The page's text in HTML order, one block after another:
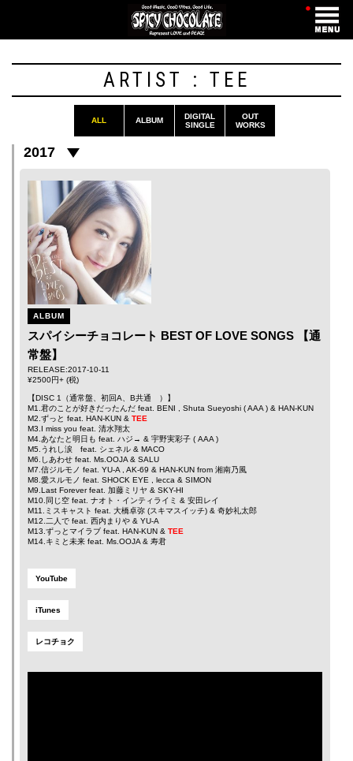
・
ARTIST : TEE
ALL ALBUM
DIGITAL
SINGLE
OUT
WORKS
2017
ALBUM
スパイシーチョコレート BEST OF LOVE SONGS 【通
常盤】
RELEASE:2017-10-11
¥2500円+ (税)
【DISC 1（通常盤、初回A、B共通 ）】
M1.君のことが好きだったんだ feat. BENI Shuta Sueyoshi (AAA ) & HAN-KUN
M2.ずっと feat. HAN-KUN & TEE
M3.I miss you feat. 清水翔太
M4.あなたと明日も feat. ハジ→ & 宇野実彩子 ( AAA )
M5.うれし涙 feat. シェネル & MACO
M6.しあわせ feat. Ms.OOJA & SALU
M7.信ジルモノ feat. YU-A AK-69 & HAN-KUN from 湘南乃風
M8.愛スルモノ feat. SHOCK EYE lecca & SIMON
M9.Last Forever feat. 加藤ミリヤ & SKY-HI
M10.同じ空 feat. ナオト・インティライミ & 安田レイ
M11.ミスキャスト feat. 大橋卓弥 (スキマスイッチ) & 奇妙礼太郎
M12.二人で feat. 西内まりや & YU-A
M13.ずっとマイラブ feat. HAN-KUN & TEE
M14.キミと未来 feat. Ms.OOJA & 寿君
YouTube
iTunes
レコチョク